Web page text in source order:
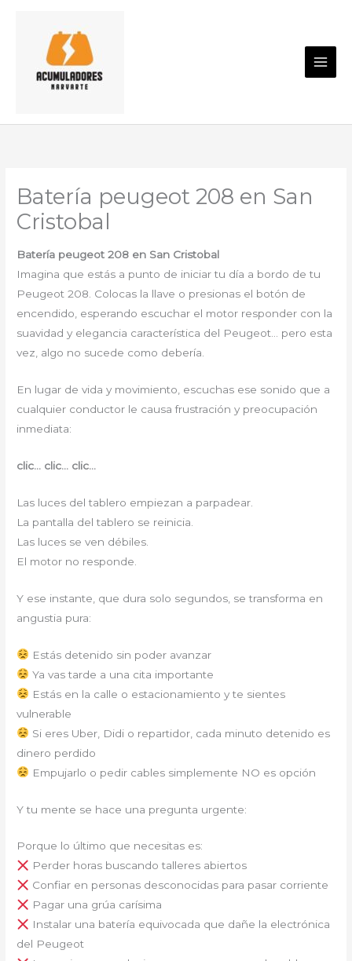
contenido
Batería peugeot 208 en San
Cristobal
Batería peugeot 208 en San Cristobal
Imagina que estás a punto de iniciar tu día a bordo de tu
Peugeot 208. Colocas la llave o presionas el botón de
encendido, esperando escuchar el motor responder con la
suavidad y elegancia característica del Peugeot… pero esta
vez, algo no sucede como debería.
En lugar de vida y movimiento, escuchas ese sonido que a
cualquier conductor le causa frustración y preocupación
inmediata:
clic… clic… clic…
Las luces del tablero empiezan a parpadear.
La pantalla del tablero se reinicia.
Las luces se ven débiles.
El motor no responde.
Y ese instante, que dura solo segundos, se transforma en
angustia pura:
Estás detenido sin poder avanzar
Ya vas tarde a una cita importante
Estás en la calle o estacionamiento y te sientes
vulnerable
Si eres Uber, Didi o repartidor, cada minuto detenido es
dinero perdido
Empujarlo o pedir cables simplemente NO es opción
Y tu mente se hace una pregunta urgente:
Porque lo último que necesitas es:
Perder horas buscando talleres abiertos
Confiar en personas desconocidas para pasar corriente
Pagar una grúa carísima
Instalar una batería equivocada que dañe la electrónica
del Peugeot